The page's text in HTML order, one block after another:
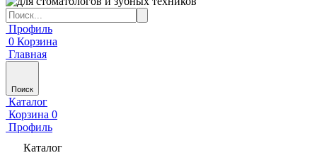
Профиль
0 Корзина
Главная
Поиск
Каталог
Корзина 0
Профиль
Каталог